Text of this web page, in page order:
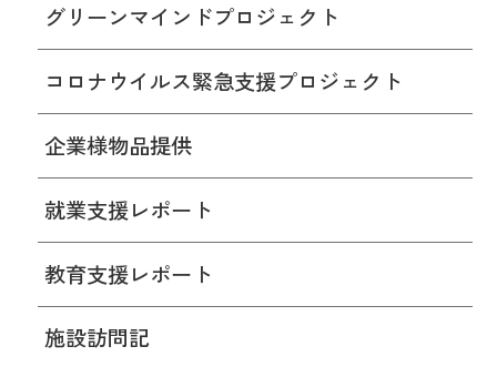
グリーンマインドプロジェクト
コロナウイルス緊急支援プロジェクト
企業様物品提供
就業支援レポート
教育支援レポート
施設訪問記